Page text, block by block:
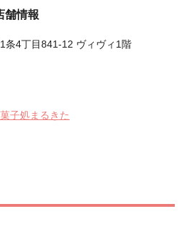
情報
条4丁目841-12 ヴィヴィ1階
子処まるきた